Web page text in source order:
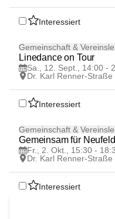
Interessiert
12
SEP
Gemeinschaft &
Linedance on Tour
Sa., 12. Sept., 14:00 -
Interessiert
2
OKT
Gemeinschaft &
Gemeinsam für Neufeld
Fr., 2. Okt., 15:30 -
Interessiert